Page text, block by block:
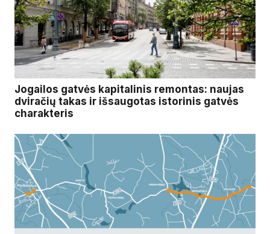
Jogailos gatvės kapitalinis remontas: naujas
dviračių takas ir išsaugotas istorinis gatvės
charakteris